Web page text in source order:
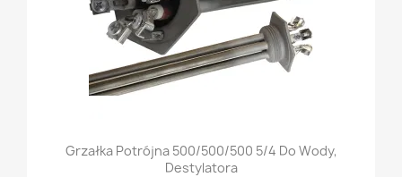
Grzałka Potrójna 500/500/500 5/4 Do Wody,
Destylatora